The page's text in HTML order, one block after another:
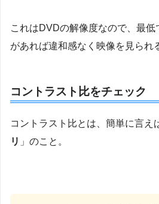
これはDVDの解像度なので、最
があれば違和感なく映像を見られ
コントラスト比をチェック
コントラスト比とは、簡単に言え
リ 」のこと。